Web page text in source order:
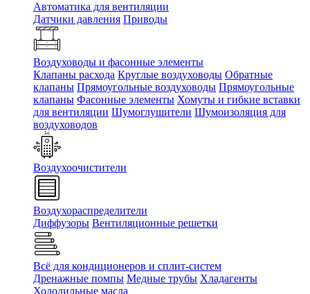
Автоматика для вентиляции
Датчики давления Приводы
Воздуховоды и фасонные элементы
Клапаны расхода Круглые воздуховоды Обратные
клапаны Прямоугольные воздуховоды Прямоугольные
клапаны Фасонные элементы Хомуты и гибкие вставки
для вентиляции Шумоглушители Шумоизоляция для
воздуховодов
Воздухоочистители
Воздухораспределители
Диффузоры Вентиляционные решетки
Всё для кондиционеров и сплит-систем
Дренажные помпы Медные трубы Хладагенты
Холодильные масла